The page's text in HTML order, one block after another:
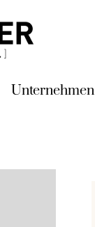
Unternehmen